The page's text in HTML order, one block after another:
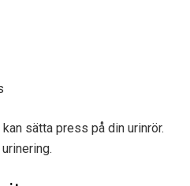
sätta press på din urinrör.